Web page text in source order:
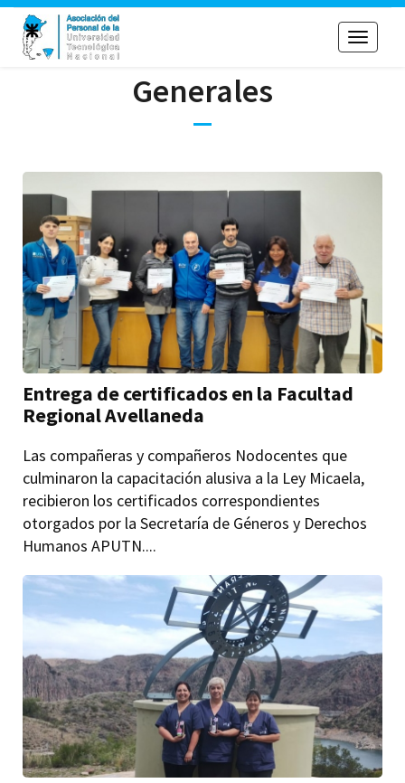
Toggle
Generales
Entrega de certificados en la Facultad
Regional Avellaneda
Las compañeras y compañeros Nodocentes que
culminaron la capacitación alusiva a la Ley Micaela,
recibieron los certificados correspondientes
otorgados por la Secretaría de Géneros y Derechos
Humanos APUTN....